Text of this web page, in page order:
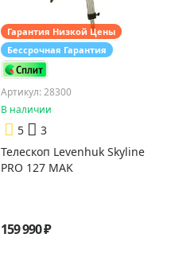
Гарантия Низкой Цены
Бессрочная Гарантия
Артикул: 28300
В наличии
5
3
Телескоп Levenhuk Skyline
PRO 127 MAK
159 990 ₽